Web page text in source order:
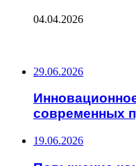
04.04.2026
29.06.2026
современных
19.06.2026